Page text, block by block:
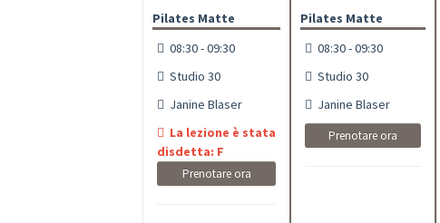
Pilates Matte
08:30 - 09:30
Studio 30
Janine Blaser
La lezione è stata
disdetta: F
Prenotare ora
Pilates Matte
08:30 - 09:30
Studio 30
Janine Blaser
Prenotare ora